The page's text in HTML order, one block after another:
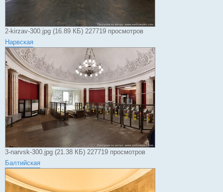
2-kirzav-300.jpg (16.89 КБ) 227719 просмотров
Нарвская
3-narvsk-300.jpg (21.38 КБ) 227719 просмотров
Балтийская